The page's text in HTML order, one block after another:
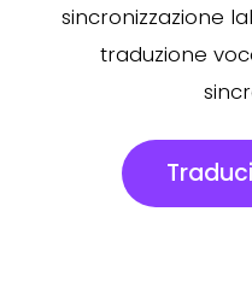
sincronizzazione
traduzione